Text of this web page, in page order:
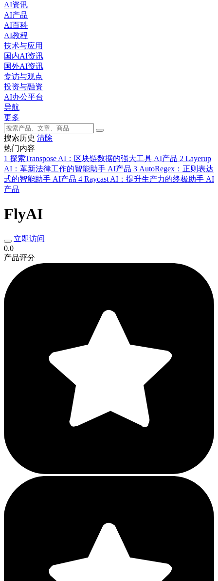
AI资讯
AI产品
AI百科
AI教程
技术与应用
国内AI资讯
国外AI资讯
专访与观点
投资与融资
AI办公平台
导航
更多
搜索历史 清除
热门内容
1 探索Transpose AI：区块链数据的强大工具 AI产品 2 Layerup
AI：革新法律工作的智能助手 AI产品 3 AutoRegex：正则表达
式的智能助手 AI产品 4 Raycast AI：提升生产力的终极助手 AI
产品
FlyAI
立即访问
0.0
产品评分